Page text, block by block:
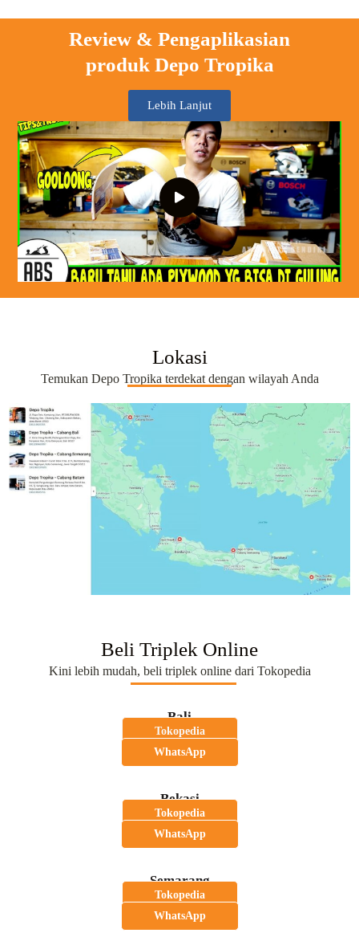
Review & Pengaplikasian
produk Depo Tropika
Lebih Lanjut
Lokasi
Temukan Depo Tropika terdekat dengan wilayah Anda
Beli Triplek Online
Kini lebih mudah, beli triplek online dari Tokopedia
Bali
Tokopedia
WhatsApp
Bekasi
Tokopedia
WhatsApp
Semarang
Tokopedia
WhatsApp